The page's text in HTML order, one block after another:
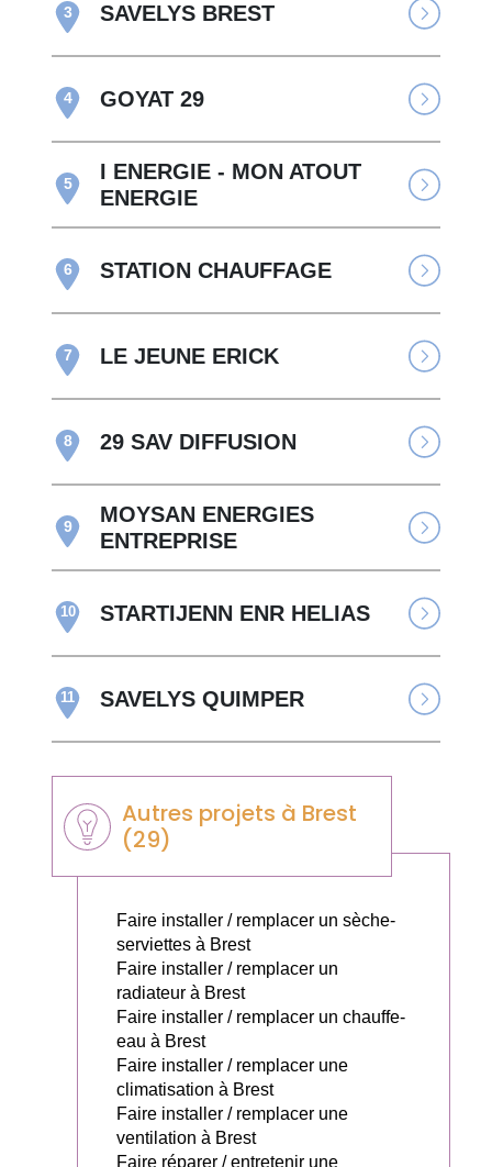
3 SAVELYS BREST
4 GOYAT 29
5
I ENERGIE - MON ATOUT
ENERGIE
6 STATION CHAUFFAGE
7 LE JEUNE ERICK
8 29 SAV DIFFUSION
9
MOYSAN ENERGIES
ENTREPRISE
10 STARTIJENN ENR HELIAS
11 SAVELYS QUIMPER
Autres projets à Brest
(29)
Faire installer / remplacer un sèche-
serviettes à Brest
Faire installer / remplacer un
radiateur à Brest
Faire installer / remplacer un chauffe-
eau à Brest
Faire installer / remplacer une
climatisation à Brest
Faire installer / remplacer une
ventilation à Brest
Faire réparer / entretenir une